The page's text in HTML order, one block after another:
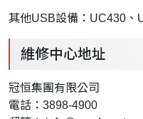
其他USB設備：UC430、
維修中心地址
冠恒集團有限公司
電話：3898-4900